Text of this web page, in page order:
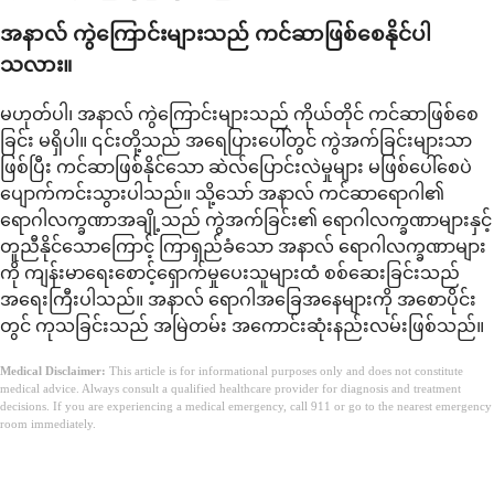
အနာလ် ကွဲကြောင်းများသည် ကင်ဆာဖြစ်စေနိုင်ပါ
သလား။
မဟုတ်ပါ၊ အနာလ် ကွဲကြောင်းများသည် ကိုယ်တိုင် ကင်ဆာဖြစ်စေ
ခြင်း မရှိပါ။ ၎င်းတို့သည် အရေပြားပေါ်တွင် ကွဲအက်ခြင်းများသာ
ဖြစ်ပြီး ကင်ဆာဖြစ်နိုင်သော ဆဲလ်ပြောင်းလဲမှုများ မဖြစ်ပေါ်စေပဲ
ပျောက်ကင်းသွားပါသည်။ သို့သော် အနာလ် ကင်ဆာရောဂါ၏
ရောဂါလက္ခဏာအချို့သည် ကွဲအက်ခြင်း၏ ရောဂါလက္ခဏာများနှင့်
တူညီနိုင်သောကြောင့် ကြာရှည်ခံသော အနာလ် ရောဂါလက္ခဏာများ
ကို ကျန်းမာရေးစောင့်ရှောက်မှုပေးသူများထံ စစ်ဆေးခြင်းသည်
အရေးကြီးပါသည်။ အနာလ် ရောဂါအခြေအနေများကို အစောပိုင်း
တွင် ကုသခြင်းသည် အမြဲတမ်း အကောင်းဆုံးနည်းလမ်းဖြစ်သည်။
Medical Disclaimer: This article is for informational purposes only and does not constitute
medical advice. Always consult a qualified healthcare provider for diagnosis and treatment
decisions. If you are experiencing a medical emergency, call 911 or go to the nearest emergency
room immediately.